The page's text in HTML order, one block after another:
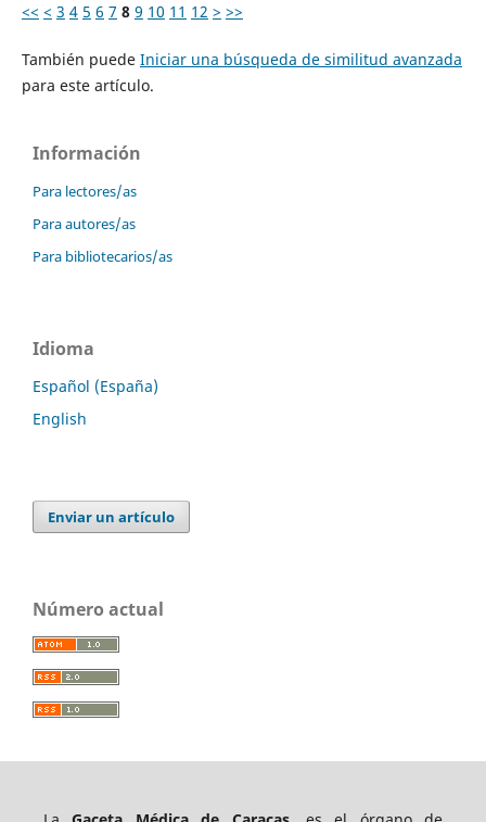
<< < 3 4 5 6 7 8 9 10 11 12 > >>
También puede Iniciar una búsqueda de similitud avanzada
para este artículo.
Información
Para lectores/as
Para autores/as
Para bibliotecarios/as
Idioma
Español (España)
English
Enviar un artículo
Número actual